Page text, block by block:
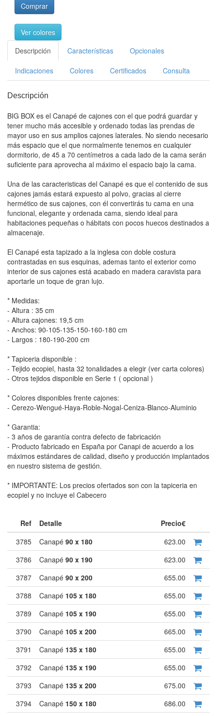
Comprar
Ver colores
Descripción
Características Opcionales
Indicaciones Colores Certificados Consulta
Descripción
BIG BOX es el Canapé de cajones con el que podrá guardar y
tener mucho más accesible y ordenado todas las prendas de
mayor uso en sus amplios cajones laterales. No siendo necesario
más espacio que el que normalmente tenemos en cualquier
dormitorio, de 45 a 70 centímetros a cada lado de la cama serán
suficiente para aprovecha al máximo el espacio bajo la cama.
Una de las caracteristicas del Canapé es que el contenido de sus
cajones jamás estará expuesto al polvo, gracias al cierre
hermético de sus cajones, con él convertirás tu cama en una
funcional, elegante y ordenada cama, siendo ideal para
habitaciones pequeñas o hábitats con pocos huecos destinados a
almacenaje.
El Canapé esta tapizado a la inglesa con doble costura
contrastadas en sus esquinas, ademas tanto el exterior como
interior de sus cajones está acabado en madera caravista para
aportarle un toque de gran lujo.
* Medidas:
- Altura : 35 cm
- Altura cajones: 19,5 cm
- Anchos: 90-105-135-150-160-180 cm
- Largos : 180-190-200 cm
* Tapiceria disponible :
- Tejido ecopiel, hasta 32 tonalidades a elegir (ver carta colores)
- Otros tejidos disponible en Serie 1 ( opcional )
* Colores disponibles frente cajones:
- Cerezo-Wengué-Haya-Roble-Nogal-Ceniza-Blanco-Aluminio
* Garantia:
- 3 años de garantía contra defecto de fabricación
- Producto fabricado en España por Canapi de acuerdo a los
máximos estándares de calidad, diseño y producción implantados
en nuestro sistema de gestión.
* IMPORTANTE: Los precios ofertados son con la tapiceria en
ecopiel y no incluye el Cabecero
Ref Detalle
Precio€
3785
Canapé 90 x 180
623.00
3786
Canapé 90 x 190
623.00
3787
Canapé 90 x 200
655.00
3788
Canapé 105 x 180
655.00
3789
Canapé 105 x 190
655.00
3790
Canapé 105 x 200
665.00
3791
Canapé 135 x 180
655.00
3792
Canapé 135 x 190
655.00
3793
Canapé 135 x 200
675.00
3794
Canapé 150 x 180 686.00